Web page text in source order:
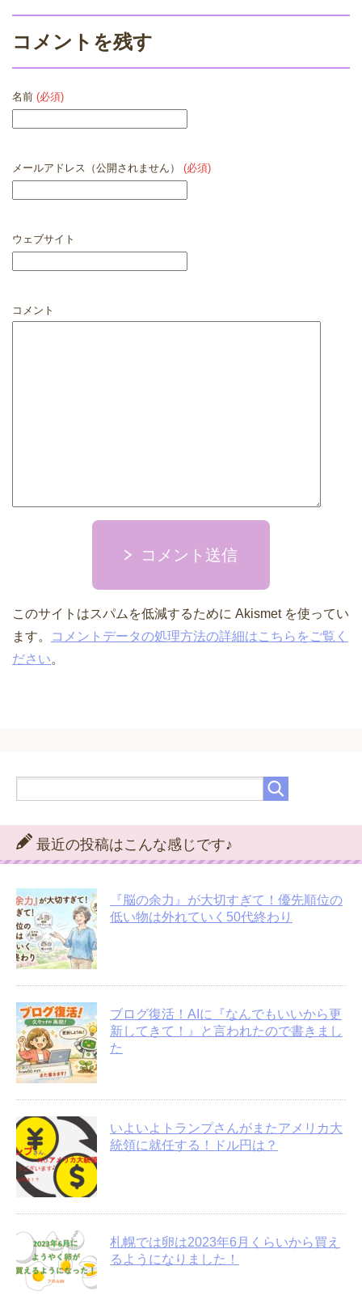
コメントを残す
名前 (必須)
メールアドレス（公開されません） (必須)
ウェブサイト
コメント
コメント送信
このサイトはスパムを低減するために Akismet を使ってい
ます。
コメントデータの処理方法の詳細はこちらをご覧く
ださい。
最近の投稿はこんな感じです♪
『脳の余力』が大切すぎて！優先順位の
低い物は外れていく50代終わり
ブログ復活！AIに『なんでもいいから更
新してきて！』と言われたので書きまし
た
いよいよトランプさんがまたアメリカ大
統領に就任する！ドル円は？
札幌では卵は2023年6月くらいから買え
るようになりました！